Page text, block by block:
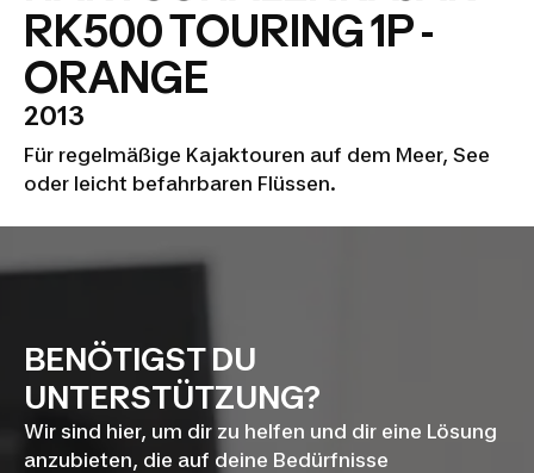
RK500 TOURING 1P -
ORANGE
2013
Für regelmäßige Kajaktouren auf dem Meer, See
oder leicht befahrbaren Flüssen.
BENÖTIGST DU
UNTERSTÜTZUNG?
Wir sind hier, um dir zu helfen und dir eine Lösung
anzubieten, die auf deine Bedürfnisse